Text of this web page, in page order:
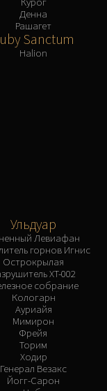
Денна
Рашагет
Sanctum
Halion
Ульдуар
Левиафан
горнов Игнис
Острокрылая
XT-002
собрание
Кологарн
Ауриайя
Мимирон
Фрейя
Торим
Ходир
Генерал Везакс
Йогг-Сарон